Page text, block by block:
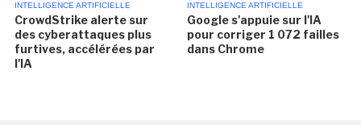
INTELLIGENCE ARTIFICIELLE
CrowdStrike alerte sur
des cyberattaques plus
furtives, accélérées par
l'IA
INTELLIGENCE ARTIFICIELLE
Google s'appuie sur l'IA
pour corriger 1 072 failles
dans Chrome